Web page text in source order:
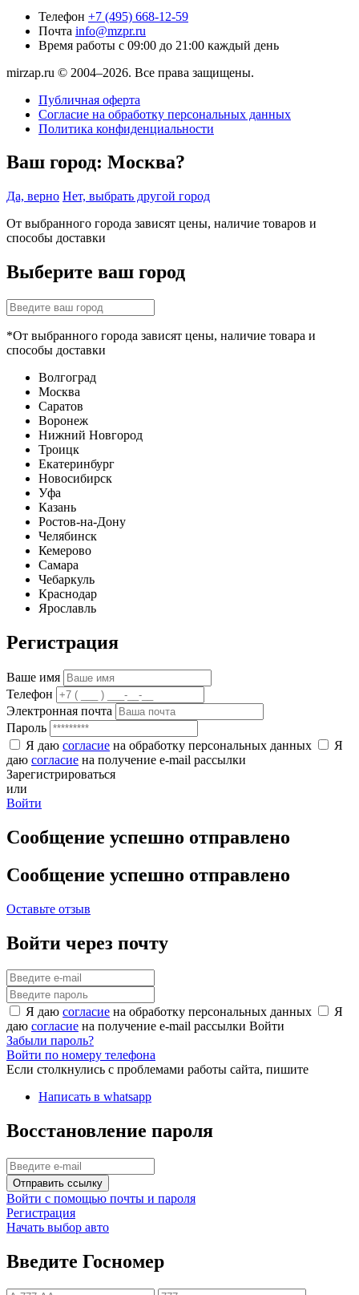
Телефон +7 (495) 668-12-59
Почта info@mzpr.ru
Время работы с 09:00 до 21:00 каждый день
mirzap.ru © 2004–2026. Все права защищены.
Публичная оферта
Согласие на обработку персональных данных
Политика конфиденциальности
Ваш город: Москва?
Да, верно Нет, выбрать другой город
От выбранного города зависят цены, наличие товаров и
способы доставки
Выберите ваш город
*От выбранного города зависят цены, наличие товара и
способы доставки
Волгоград
Москва
Саратов
Воронеж
Нижний Новгород
Троицк
Екатеринбург
Новосибирск
Уфа
Казань
Ростов-на-Дону
Челябинск
Кемерово
Самара
Чебаркуль
Краснодар
Ярославль
Регистрация
Ваше имя
Телефон
Электронная почта
Пароль
Я даю согласие на обработку персональных данных
Я
даю согласие на получение e-mail рассылки
Зарегистрироваться
или
Войти
Сообщение успешно отправлено
Сообщение успешно отправлено
Оставьте отзыв
Войти через почту
Я даю согласие на обработку персональных данных
Я
даю согласие на получение e-mail рассылки Войти
Забыли пароль?
Войти по номеру телефона
Если столкнулись с проблемами работы сайта, пишите
Написать в whatsapp
Восстановление пароля
Отправить ссылку
Войти с помощью почты и пароля
Регистрация
Начать выбор авто
Введите Госномер